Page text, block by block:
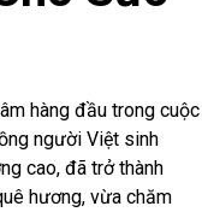
hàng đầu trong cuộc
người Việt sinh
cao, đã trở thành
hương, vừa chăm